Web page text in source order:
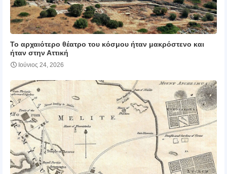
Το αρχαιότερο θέατρο του κόσμου ήταν μακρόστενο και
ήταν στην Αττική
Ιούνιος 24, 2026